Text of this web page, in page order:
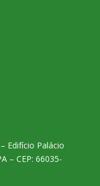
Edifício Palácio
– CEP: 66035-